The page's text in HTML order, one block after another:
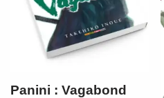
Panini : Vagabond